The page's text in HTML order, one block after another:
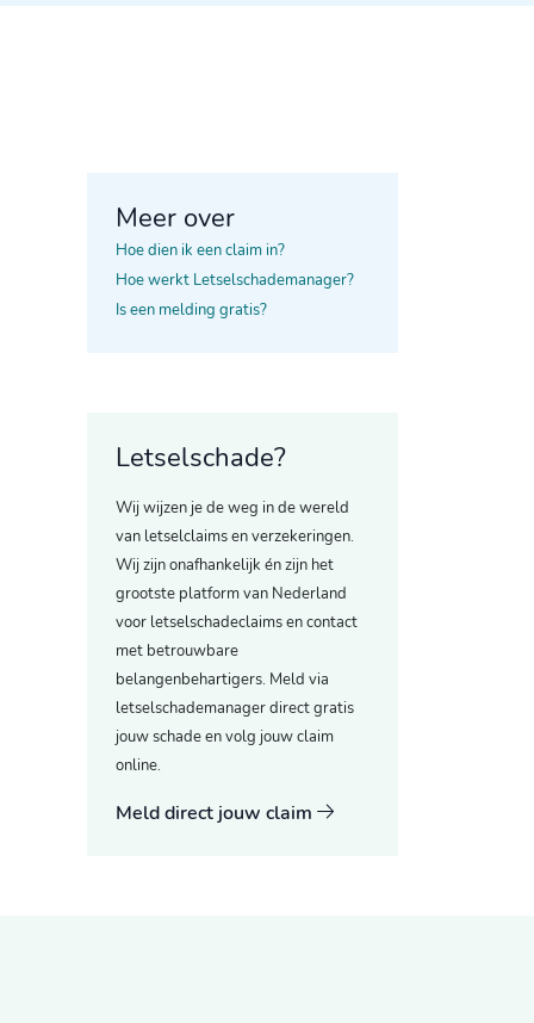
Meer over
Hoe dien ik een claim in?
Hoe werkt Letselschademanager?
Is een melding gratis?
Letselschade?
Wij wijzen je de weg in de wereld
van letselclaims en verzekeringen.
Wij zijn onafhankelijk én zijn het
grootste platform van Nederland
voor letselschadeclaims en contact
met betrouwbare
belangenbehartigers. Meld via
letselschademanager direct gratis
jouw schade en volg jouw claim
online.
Meld direct jouw claim